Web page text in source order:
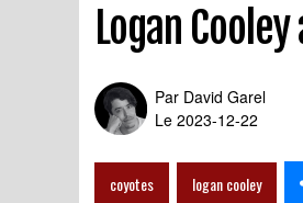
Logan
Par David Garel
Le 2023-12-22
coyotes logan cooley